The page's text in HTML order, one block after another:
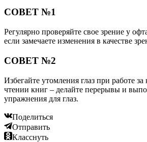
СОВЕТ №1
Регулярно проверяйте свое зрение у
если замечаете изменения в качестве
СОВЕТ №2
Избегайте утомления глаз при работе
чтении книг – делайте перерывы и
упражнения для глаз.
Поделиться
Отправить
Класснуть